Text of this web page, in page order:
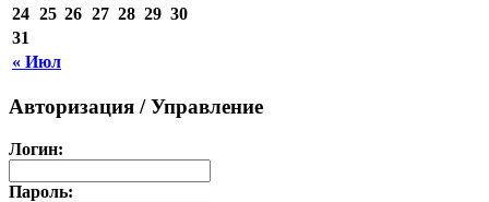
« Июл
24 25 26 27 28 29 30
31
Авторизация / Управление
Логин:
Пароль: